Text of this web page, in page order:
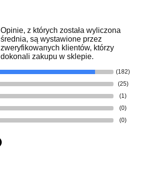
Opinie, z których została wyliczona
średnia, są wystawione przez
zweryfikowanych klientów, którzy
dokonali zakupu w sklepie.
(182)
(25)
(1)
(0)
(0)